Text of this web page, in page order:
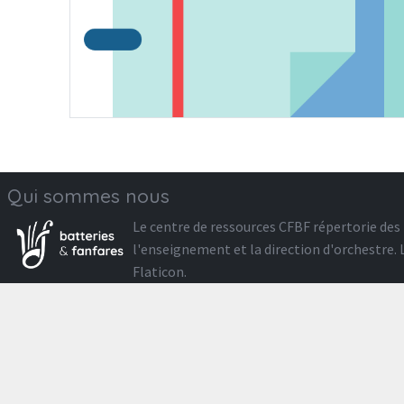
Qui sommes nous
Le centre de ressources CFBF répertorie
l'enseignement et la direction d'orchestre.
Flaticon.